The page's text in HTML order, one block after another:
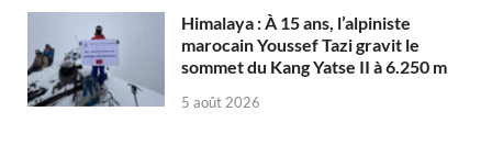
Himalaya : À 15 ans, l’alpiniste
marocain Youssef Tazi gravit le
sommet du Kang Yatse II à 6.250 m
5 août 2026